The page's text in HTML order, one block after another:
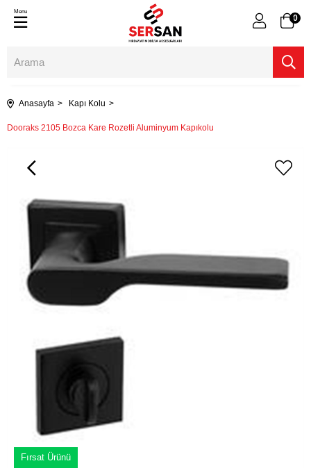
0
Menu
Anasayfa Kapı Kolu
Dooraks 2105 Bozca Kare Rozetli Aluminyum Kapıkolu
Fırsat Ürünü